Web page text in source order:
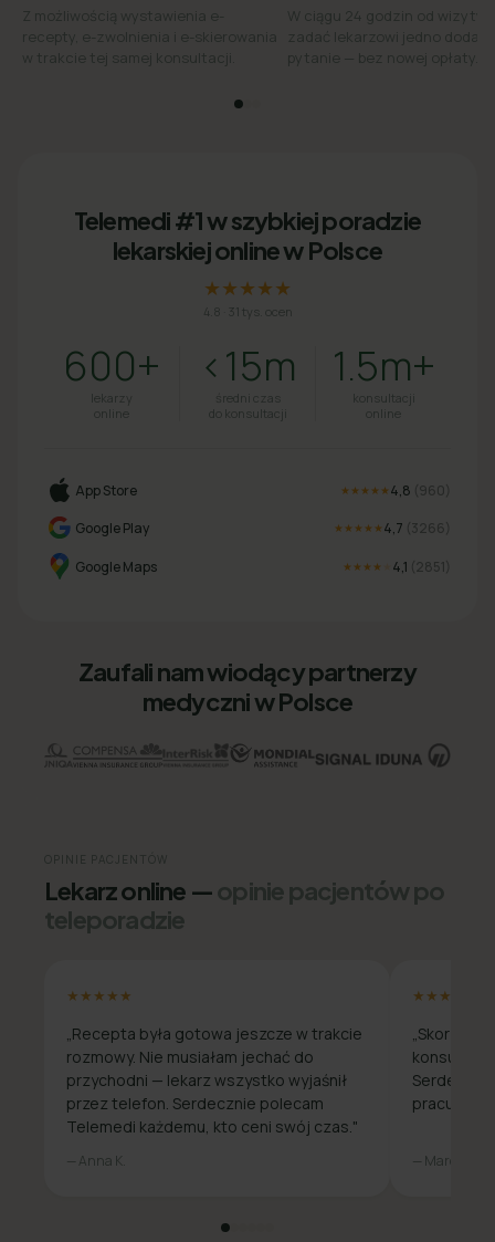
Z możliwością wystawienia e-
recepty, e-zwolnienia i e-skierowania
w trakcie tej samej konsultacji.
W ciągu 24 godzin od wizyty
zadać lekarzowi jedno
pytanie — bez nowej opłaty.
Telemedi #1 w szybkiej poradzie
lekarskiej online w Polsce
★★★★★
4.8 31 tys. ocen
600+
lekarzy
online
<15m
średni czas
do konsultacji
1.5m+
konsultacji
online
App Store ★★★★★ 4,8 (960
Google Play
★★★★★ 4,7 (3266
Google Maps ★★★★ 4,1 (2851
Zaufali nam wiodący partnerzy
medyczni w Polsce
OPINIE PACJENTÓW
Lekarz online —opinie pacjentów po
teleporadzie
★★★★★
„Recepta była gotowa jeszcze w trakcie
rozmowy. Nie musiałam jechać do
przychodni — lekarz wszystko wyjaśnił
przez telefon. Serdecznie polecam
Telemedi każdemu, kto ceni swój czas."
— Anna K.
★★★★★
pracuje
— Marcin W.